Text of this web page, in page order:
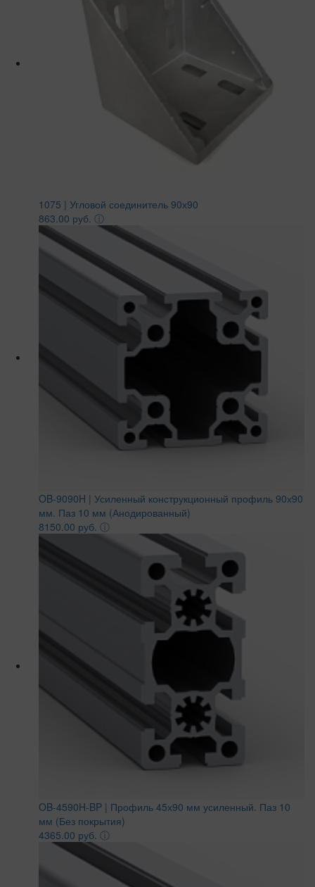
1075 | Угловой соединитель 90х90
863.00 руб. ⓘ
OB-9090H | Усиленный конструкционный профиль 90х90
мм. Паз 10 мм (Анодированный)
8150.00 руб. ⓘ
OB-4590H-BP | Профиль 45х90 мм усиленный. Паз 10
мм (Без покрытия)
4365.00 руб. ⓘ